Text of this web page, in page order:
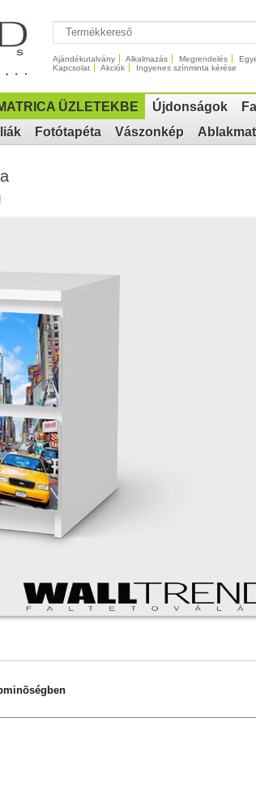
Ajándékutalvány Alkalmazás Megrendelés
Kapcsolat
Akciók Ingyenes színminta kérése
ÜZLETEKBE Újdonságok
Fotótapéta Vászonkép